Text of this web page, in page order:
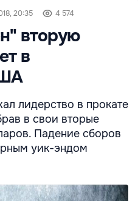
20:35 4 574
вторую
в
лидерство в прокате
в свои вторые
Падение сборов
уик-эндом